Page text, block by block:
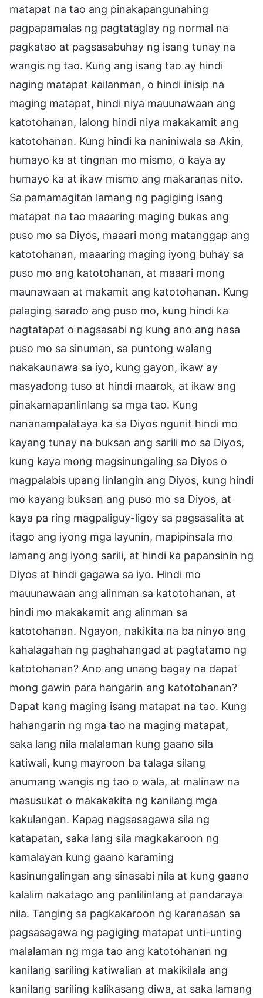
matapat na tao ang pinakapangunahing
pagpapamalas ng pagtataglay ng normal na
pagkatao at pagsasabuhay ng isang tunay na
wangis ng tao. Kung ang isang tao ay hindi
naging matapat kailanman, o hindi inisip na
maging matapat, hindi niya mauunawaan ang
katotohanan, lalong hindi niya makakamit ang
katotohanan. Kung hindi ka naniniwala sa Akin,
humayo ka at tingnan mo mismo, o kaya ay
humayo ka at ikaw mismo ang makaranas nito.
Sa pamamagitan lamang ng pagiging isang
matapat na tao maaaring maging bukas ang
puso mo sa Diyos, maaari mong matanggap ang
katotohanan, maaaring maging iyong buhay sa
puso mo ang katotohanan, at maaari mong
maunawaan at makamit ang katotohanan. Kung
palaging sarado ang puso mo, kung hindi ka
nagtatapat o nagsasabi ng kung ano ang nasa
puso mo sa sinuman, sa puntong walang
nakakaunawa sa iyo, kung gayon, ikaw ay
masyadong tuso at hindi maarok, at ikaw ang
pinakamapanlinlang sa mga tao. Kung
nananampalataya ka sa Diyos ngunit hindi mo
kayang tunay na buksan ang sarili mo sa Diyos,
kung kaya mong magsinungaling sa Diyos o
magpalabis upang linlangin ang Diyos, kung hindi
mo kayang buksan ang puso mo sa Diyos, at
kaya pa ring magpaliguy-ligoy sa pagsasalita at
itago ang iyong mga layunin, mapipinsala mo
lamang ang iyong sarili, at hindi ka papansinin ng
Diyos at hindi gagawa sa iyo. Hindi mo
mauunawaan ang alinman sa katotohanan, at
hindi mo makakamit ang alinman sa
katotohanan. Ngayon, nakikita na ba ninyo ang
kahalagahan ng paghahangad at pagtatamo ng
katotohanan? Ano ang unang bagay na dapat
mong gawin para hangarin ang katotohanan?
Dapat kang maging isang matapat na tao. Kung
hahangarin ng mga tao na maging matapat,
saka lang nila malalaman kung gaano sila
katiwali, kung mayroon ba talaga silang
anumang wangis ng tao o wala, at malinaw na
masusukat o makakakita ng kanilang mga
kakulangan. Kapag nagsasagawa sila ng
katapatan, saka lang sila magkakaroon ng
kamalayan kung gaano karaming
kasinungalingan ang sinasabi nila at kung gaano
kalalim nakatago ang panlilinlang at pandaraya
nila. Tanging sa pagkakaroon ng karanasan sa
pagsasagawa ng pagiging matapat unti-unting
malalaman ng mga tao ang katotohanan ng
kanilang sariling katiwalian at makikilala ang
kanilang sariling kalikasang diwa, at saka lamang